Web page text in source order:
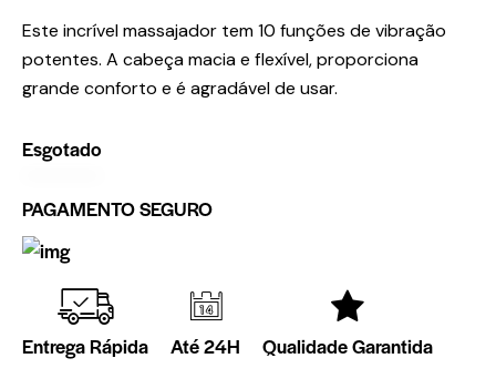
Este incrível massajador tem 10 funções de vibração
potentes. A cabeça macia e flexível, proporciona
grande conforto e é agradável de usar.
Esgotado
PAGAMENTO SEGURO
Entrega Rápida Até 24H Qualidade Garantida